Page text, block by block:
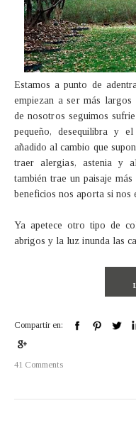
Estamos a punto de
empiezan a ser más
de nosotros seguimos
pequeño, desequilibra y
añadido al cambio que
traer alergias, astenia y
también trae un paisaje
beneficios nos aporta si nos
Ya apetece otro tipo de
abrigos y la luz inunda las
Compartir en:
41 Comments